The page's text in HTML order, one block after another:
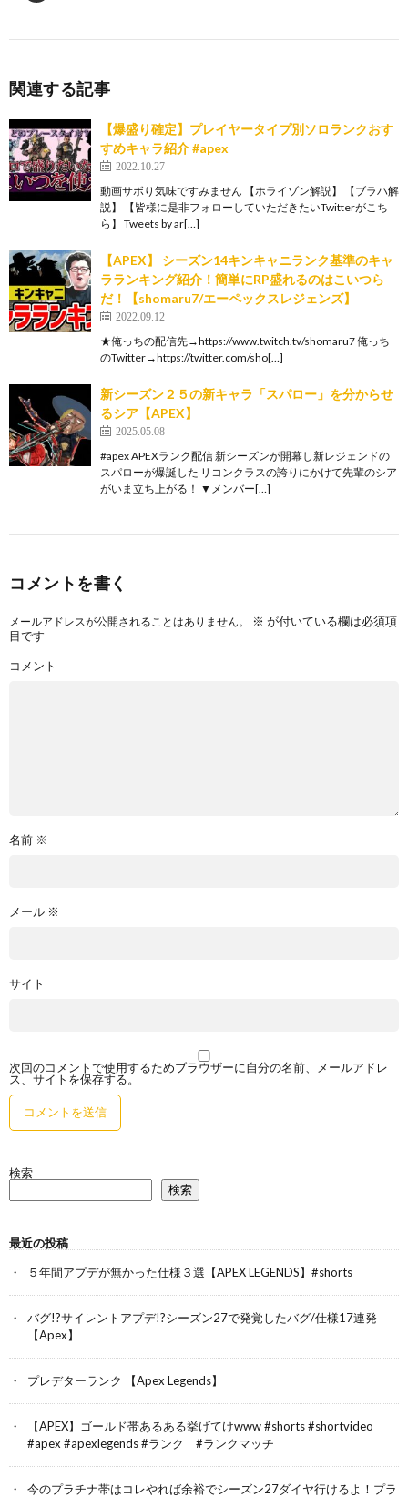
関連する記事
【爆盛り確定】プレイヤータイプ別ソロランクおす
すめキャラ紹介 #apex
2022.10.27
動画サボり気味ですみません 【ホライゾン解説】 【ブラハ解
説】 【皆様に是非フォローしていただきたいTwitterがこち
ら】 Tweets by ar[…]
【APEX】 シーズン14キンキャニランク基準のキャ
ラランキング紹介！簡単にRP盛れるのはこいつら
だ！【shomaru7/エーペックスレジェンズ】
2022.09.12
★俺っちの配信先→https://www.twitch.tv/shomaru7 俺っち
のTwitter→https://twitter.com/sho[…]
新シーズン２５の新キャラ「スパロー」を分からせ
るシア【APEX】
2025.05.08
#apex APEXランク配信 新シーズンが開幕し新レジェンドの
スパローが爆誕した リコンクラスの誇りにかけて先輩のシア
がいま立ち上がる！ ▼メンバー[…]
コメントを書く
メールアドレスが公開されることはありません。 ※ が付いている欄は必須項
目です
コメント
名前 ※
メール ※
サイト
次回のコメントで使用するためブラウザーに自分の名前、メールアドレ
ス、サイトを保存する。
検索
検索
最近の投稿
５年間アプデが無かった仕様３選【APEX LEGENDS】#shorts
バグ!?サイレントアプデ!?シーズン27で発覚したバグ/仕様17連発
【Apex】
プレデターランク 【Apex Legends】
【APEX】ゴールド帯あるある挙げてけwww #shorts #shortvideo
#apex #apexlegends #ランク #ランクマッチ
今のプラチナ帯はコレやれば余裕でシーズン27ダイヤ行けるよ！プラ